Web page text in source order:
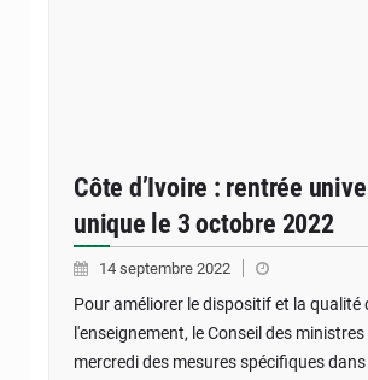
Côte d’Ivoire : rentrée
unique le 3 octobre 2022
14 septembre 2022
Pour améliorer le dispositif et la qualité
l'enseignement, le Conseil des
mercredi des mesures spécifiques dans